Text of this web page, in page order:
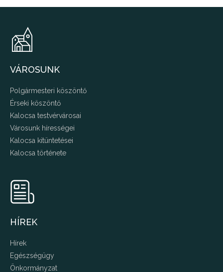
VÁROSUNK
Polgármesteri köszöntő
Érseki köszöntő
Kalocsa testvérvárosai
Városunk hírességei
Kalocsa kitüntetései
Kalocsa története
HÍREK
Hírek
Egészségügy
Önkormányzat